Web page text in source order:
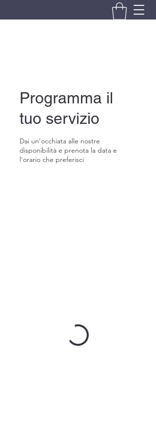
Programma il
tuo servizio
Dai un'occhiata alle nostre
disponibilità e prenota la data e
l'orario che preferisci